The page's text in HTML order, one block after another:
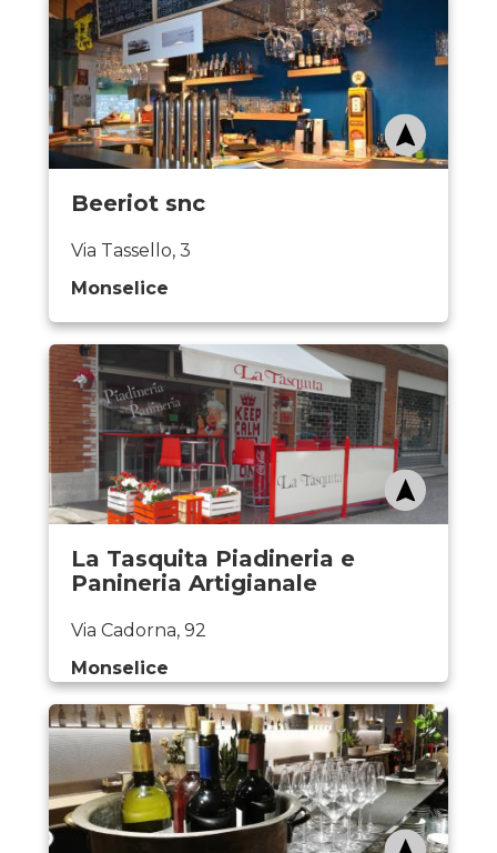
Beeriot snc
Via Tassello, 3
Monselice
La Tasquita Piadineria e
Panineria Artigianale
Via Cadorna, 92
Monselice